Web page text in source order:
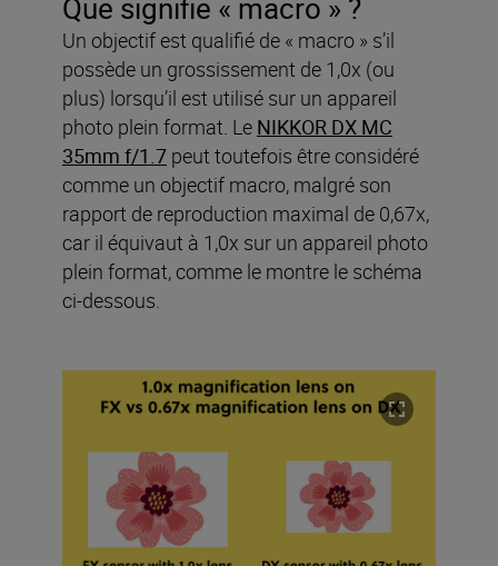
Que signifie « macro » ?
Un objectif est qualifié de « macro » s’il
possède un grossissement de 1,0x (ou
plus) lorsqu’il est utilisé sur un appareil
photo plein format. Le NIKKOR DX MC
35mm f/1.7 peut toutefois être considéré
comme un objectif macro, malgré son
rapport de reproduction maximal de 0,67x,
car il équivaut à 1,0x sur un appareil photo
plein format, comme le montre le schéma
ci-dessous.